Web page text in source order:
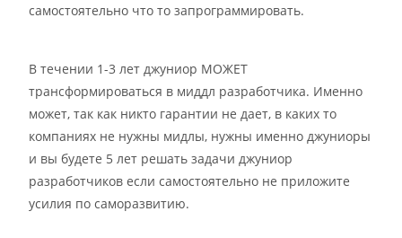
самостоятельно что то запрограммировать.
В течении 1-3 лет джуниор МОЖЕТ
трансформироваться в миддл разработчика. Именно
может, так как никто гарантии не дает, в каких то
компаниях не нужны мидлы, нужны именно джуниоры
и вы будете 5 лет решать задачи джуниор
разработчиков если самостоятельно не приложите
усилия по саморазвитию.